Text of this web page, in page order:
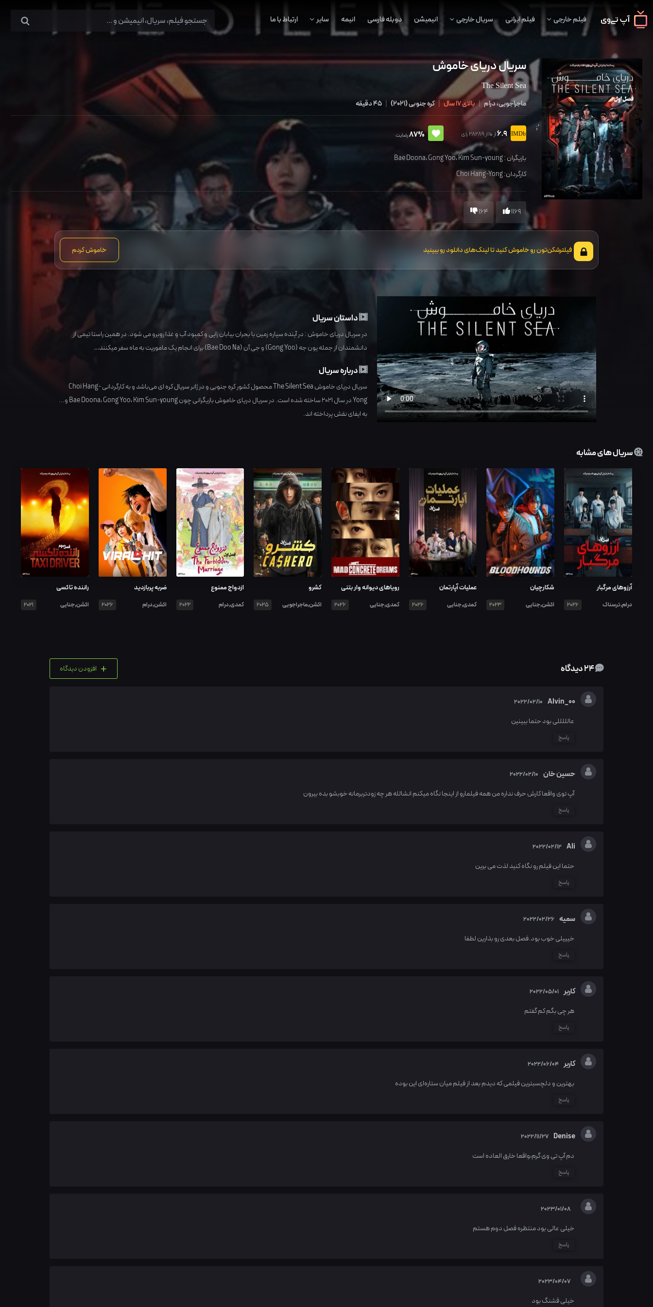
فیلم خارجی فیلم ایرانی سریال خارجی انیمیشن دوبله فارسی انیمه سایر ارتباط با ما
';
سریال دریای خاموش
The Silent Sea
ماجراجویی، درام | بالای 17 سال | کره جنوبی(
2021
)
|
6.9از 10 از 28289 رای 87%رضایت
بازیگران : Bae Doona،Gong Yoo،Kim Sun-young
کارگردان:Choi Hang-Yong
1169
164
فیلترشکن‌تون رو خاموش کنید تا لینک‌های دانلود رو ببینید خاموش کردم
داستان سریال
در سریال دریای خاموش : در آینده سیاره زمین با بحران بیابان زایی و کمبود آب و غذا روبرو می شود. در همین راستا تیمی از
دانشمندان از جمله یون جه (Gong Yoo) و جی آن (Bae Doo Na) برای انجام یک ماموریت به ماه سفر میکنند…
درباره سریال
سریال دریای خاموش The Silent Sea محصول کشور کره جنوبیو در ژانرسریال کره ایمی‌باشد و به کارگردانیChoi Hang-
Yongدر سال2021ساخته شده است. در سریال دریای خاموش بازیگرانی چون Bae Doona،Gong Yoo،Kim Sun-young
و...
به ایفای نقش پرداخته اند.
سریال های مشابه
آرزوهای مرگبار
درام,ترسناک 2026
شکارچیان
اکشن,جنایی 2023
عملیات آپارتمان
کمدی,جنایی 2026
رویاهای دیوانه وار بتنی
کمدی,جنایی 2026
کشرو
اکشن,ماجراجویی 2025
ازدواج ممنوع
کمدی,درام 2022
ضربه پربازدید
اکشن,درام 2026
راننده تاکسی
اکشن,جنایی 2021
24 دیدگاه + افزودن دیدگاه
Alvin_00
2022/02/10
عالللللی بود حتما ببینین
پاسخ
حسین خان 2022/02/10
آپ توی واقعا کارش حرف نداره من همه فیلمارو از اینجا نگاه میکنم انشالله هر چه زودتربرمانه خوبشو بده بیرون
پاسخ
Ali
2022/02/12
حتما این فیلم رو نگاه کنید لذت می برین
پاسخ
سمیه 2022/02/26
خیییلی خوب بود.فصل بعدی رو بذارین لطفا
پاسخ
کاربر 2022/05/01
هر چی بگم کم گفتم
پاسخ
کاربر 2022/06/04
بهترین و دلچسبترین فیلمی که دیدم بعد از فیلم میان ستاره‌ای این بوده
پاسخ
Denise
2022/11/27
دم آپ تی وی گرم،واقعا خارق العاده است
پاسخ
2023/01/08
خیلی عالی بود منتظره فصل دوم هستم
پاسخ
2023/04/07
خیلی قشنگ بود